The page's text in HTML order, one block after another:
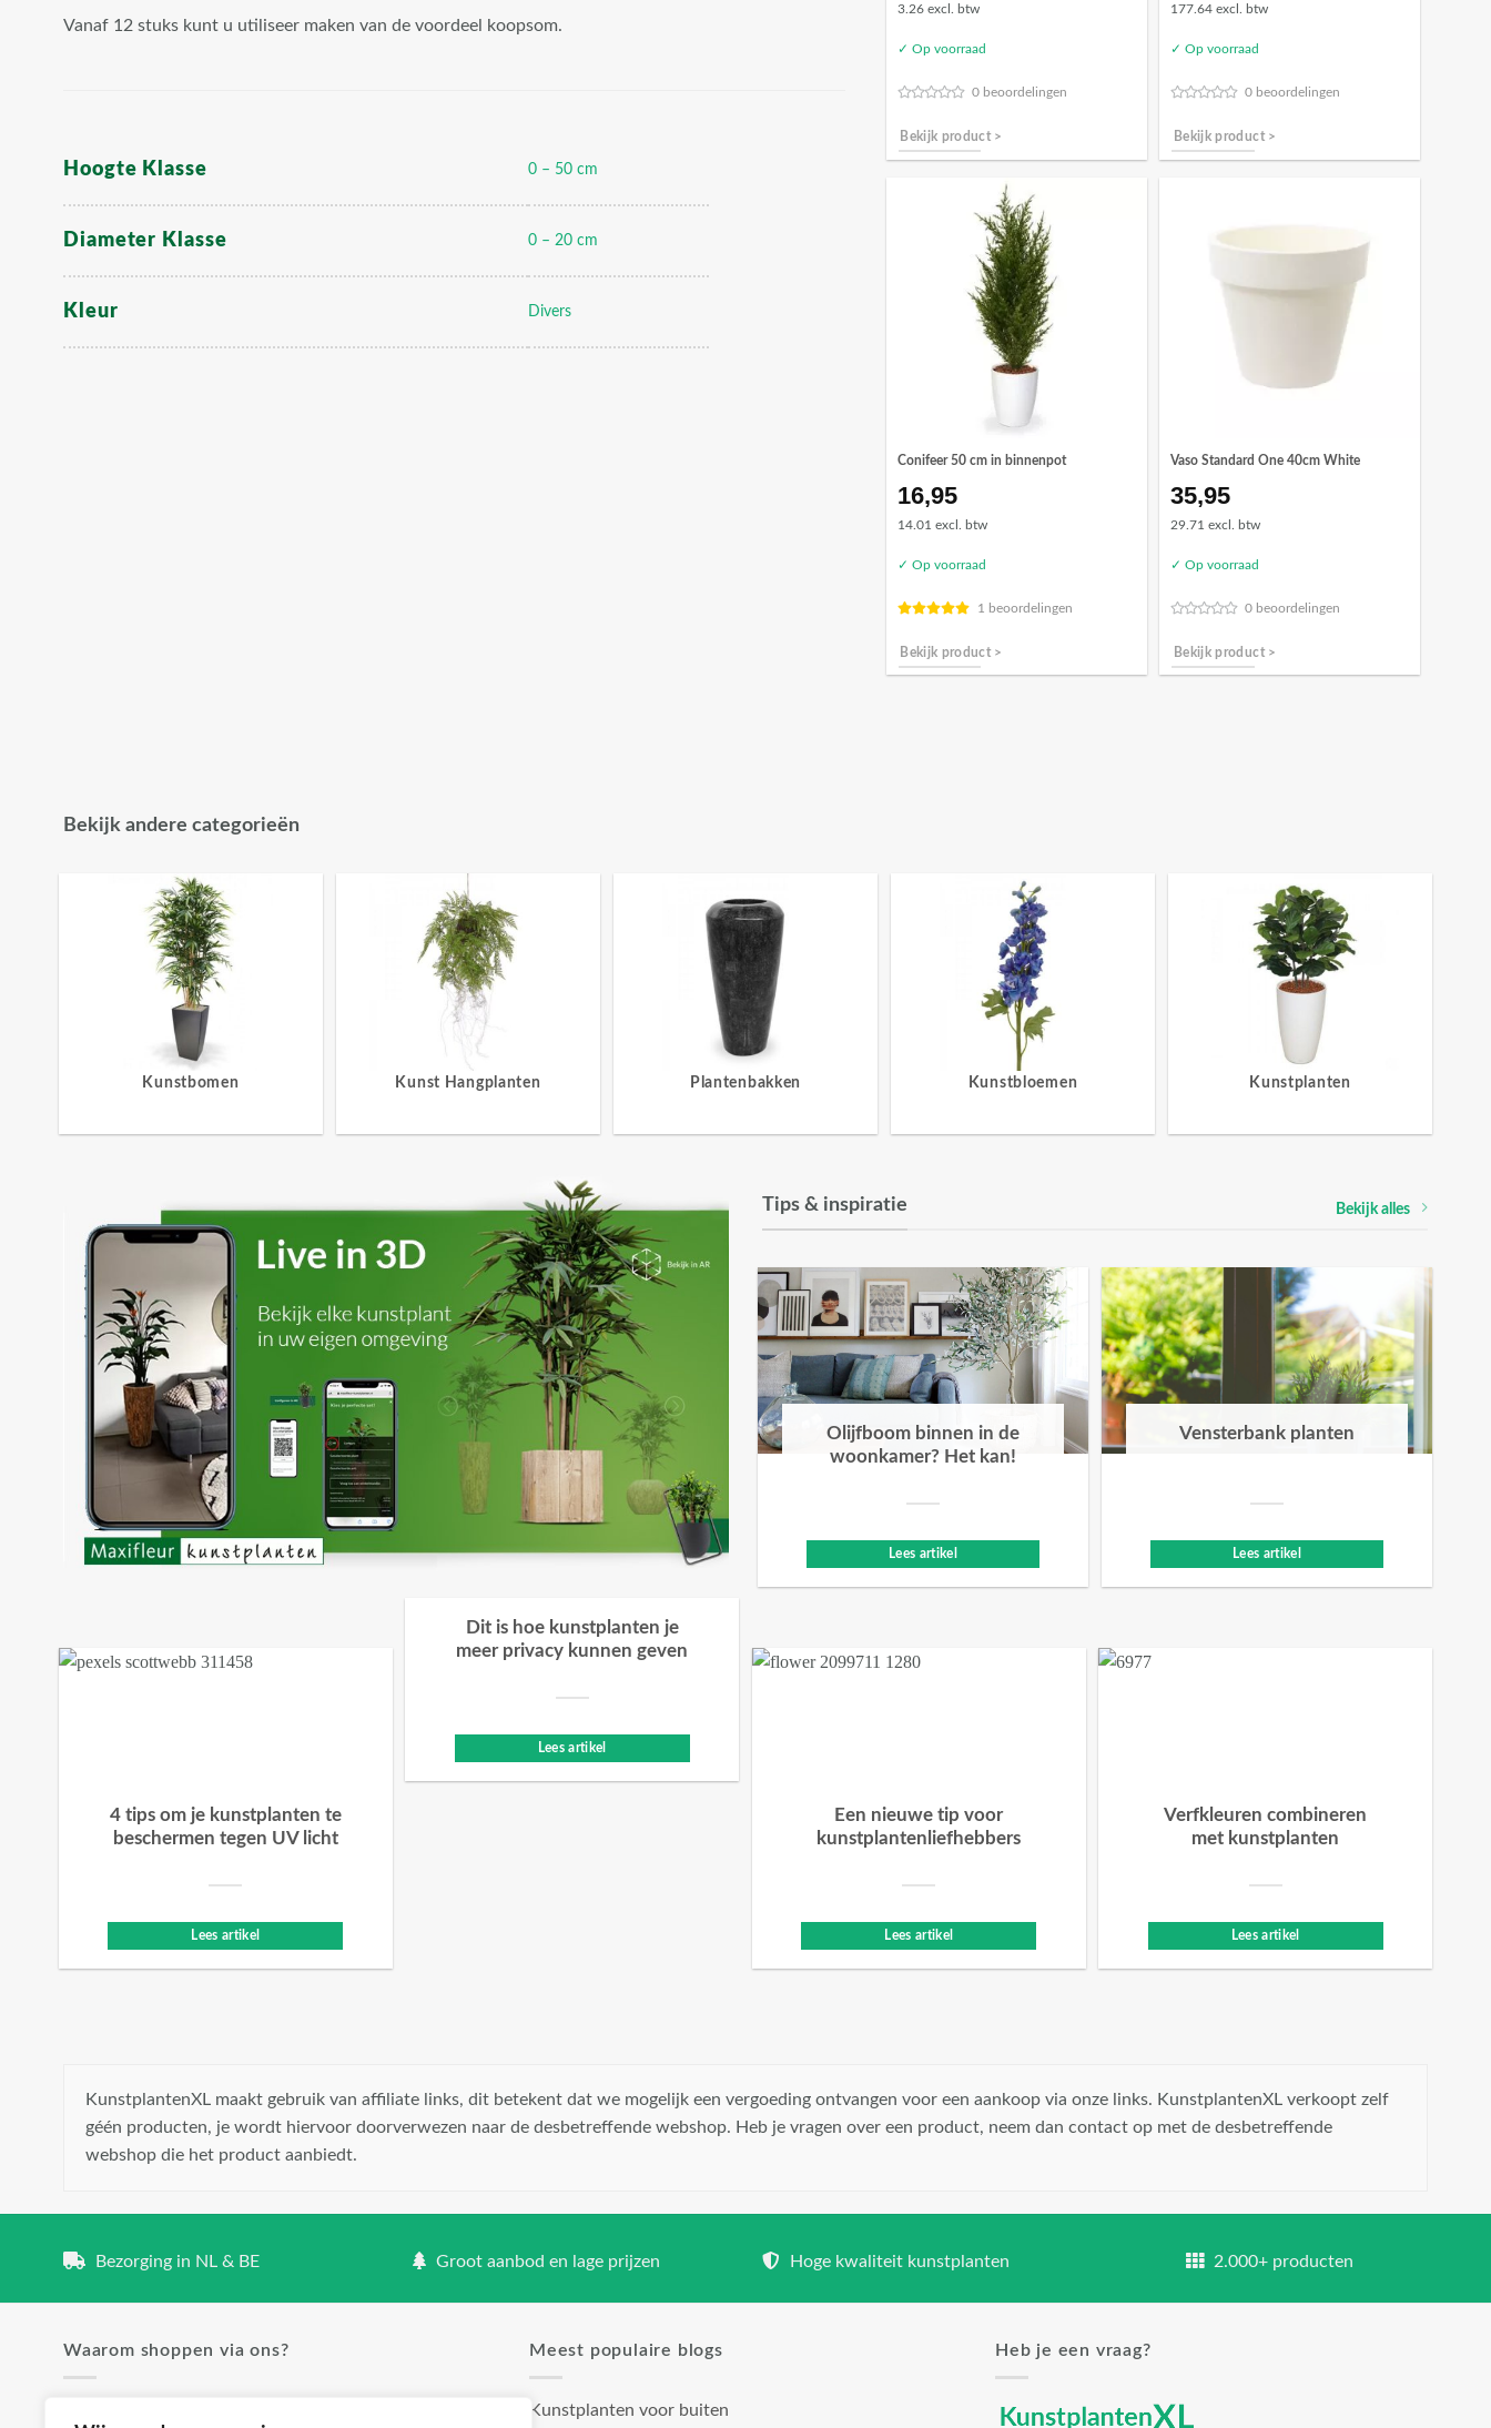
Vanaf 12 stuks kunt u utiliseer maken van de voordeel koopsom.
Hoogte Klasse 0 – 50 cm
Diameter Klasse 0 – 20 cm
Kleur Divers
3.26 excl. btw
✓ Op voorraad
0 beoordelingen
Bekijk product >
177.64 excl. btw
✓ Op voorraad
0 beoordelingen
Bekijk product >
Conifeer 50 cm in binnenpot
16,95
14.01 excl. btw
✓ Op voorraad
1 beoordelingen
Bekijk product >
Vaso Standard One 40cm White
35,95
29.71 excl. btw
✓ Op voorraad
0 beoordelingen
Bekijk product >
Bekijk andere categorieën
Kunstbomen Kunst Hangplanten Plantenbakken Kunstbloemen Kunstplanten
Tips & inspiratie Bekijk alles
Olijfboom binnen in de
woonkamer? Het kan!
Lees artikel
Vensterbank planten
Lees artikel
4 tips om je kunstplanten te
beschermen tegen UV licht
Lees artikel
Dit is hoe kunstplanten je
meer privacy kunnen geven
Lees artikel
Een nieuwe tip voor
kunstplantenliefhebbers
Lees artikel
Verfkleuren combineren
met kunstplanten
Lees artikel
KunstplantenXL maakt gebruik van affiliate links, dit betekent dat we mogelijk een vergoeding ontvangen voor een aankoop via onze links. KunstplantenXL verkoopt zelf
géén producten, je wordt hiervoor doorverwezen naar de desbetreffende webshop. Heb je vragen over een product, neem dan contact op met de desbetreffende
webshop die het product aanbiedt.
Bezorging in NL & BE Groot aanbod en lage prijzen Hoge kwaliteit kunstplanten 2.000+ producten
Waarom shoppen via ons? Meest populaire blogs
Kunstplanten voor buiten
Heb je een vraag?